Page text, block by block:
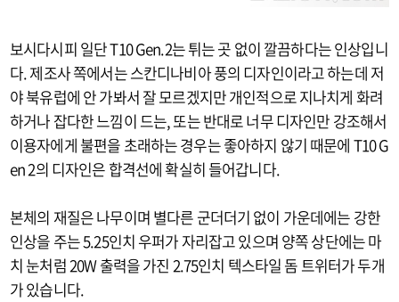
보시다시피 일단 T10 Gen.2는 튀는 곳 없이 깔끔하다는 인상입니
다. 제조사 쪽에서는 스칸디나비아 풍의 디자인이라고 하는데 저
야 북유럽에 안 가봐서 잘 모르겠지만 개인적으로 지나치게 화려
하거나 잡다한 느낌이 드는, 또는 반대로 너무 디자인만 강조해서
이용자에게 불편을 초래하는 경우는 좋아하지 않기 때문에 T10 G
en 2의 디자인은 합격선에 확실히 들어갑니다.
본체의 재질은 나무이며 별다른 군더더기 없이 가운데에는 강한
인상을 주는 5.25인치 우퍼가 자리잡고 있으며 양쪽 상단에는 마
치 눈처럼 20W 출력을 가진 2.75인치 텍스타일 돔 트위터가 두개
가 있습니다.